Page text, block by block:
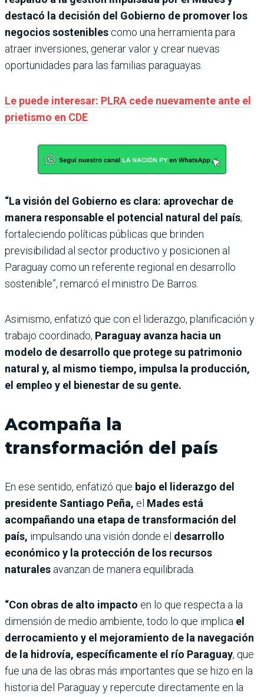
destacó la decisión del Gobierno de promover los
negocios sostenibles como una herramienta para
atraer inversiones, generar valor y crear nuevas
oportunidades para las familias paraguayas.
Le puede interesar: PLRA cede nuevamente ante el
prietismo en CDE
“La visión del Gobierno es clara: aprovechar de
manera responsable el potencial natural del país,
fortaleciendo políticas públicas que brinden
previsibilidad al sector productivo y posicionen al
Paraguay como un referente regional en desarrollo
sostenible”, remarcó el ministro De Barros.
Asimismo, enfatizó que con el liderazgo, planificación y
trabajo coordinado, Paraguay avanza hacia un
modelo de desarrollo que protege su patrimonio
natural y, al mismo tiempo, impulsa la producción,
el empleo y el bienestar de su gente.
Acompaña la
transformación del país
En ese sentido, enfatizó que bajo el liderazgo del
presidente Santiago Peña, el Mades está
acompañando una etapa de transformación del
país, impulsando una visión donde el desarrollo
económico y la protección de los recursos
naturales avanzan de manera equilibrada.
“Con obras de alto impacto en lo que respecta a la
dimensión de medio ambiente, todo lo que implica el
derrocamiento y el mejoramiento de la navegación
de la hidrovía, específicamente el río Paraguay, que
fue una de las obras más importantes que se hizo en la
historia del Paraguay y repercute directamente en la